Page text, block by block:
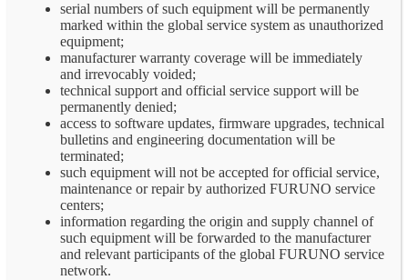
serial numbers of such equipment will be permanently
marked within the global service system as unauthorized
equipment;
manufacturer warranty coverage will be immediately
and irrevocably voided;
technical support and official service support will be
permanently denied;
access to software updates, firmware upgrades, technical
bulletins and engineering documentation will be
terminated;
such equipment will not be accepted for official service,
maintenance or repair by authorized FURUNO service
centers;
information regarding the origin and supply channel of
such equipment will be forwarded to the manufacturer
and relevant participants of the global FURUNO service
network.